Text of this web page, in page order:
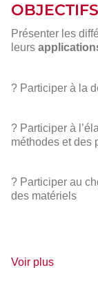
OBJECTIFS
Présenter les
leurs
? Participer à la
? Participer à
méthodes et des
? Participer au
des matériels
Voir plusde